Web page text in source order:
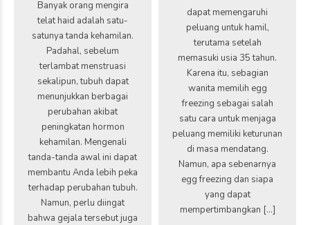
dapat memengaruhi
peluang untuk hamil,
terutama setelah
memasuki usia 35 tahun.
Karena itu, sebagian
wanita memilih egg
freezing sebagai salah
satu cara untuk menjaga
peluang memiliki keturunan
di masa mendatang.
Namun, apa sebenarnya
egg freezing dan siapa
yang dapat
mempertimbangkan […]
Banyak orang mengira
telat haid adalah satu-
satunya tanda kehamilan.
Padahal, sebelum
terlambat menstruasi
sekalipun, tubuh dapat
menunjukkan berbagai
perubahan akibat
peningkatan hormon
kehamilan. Mengenali
tanda-tanda awal ini dapat
membantu Anda lebih peka
terhadap perubahan tubuh.
Namun, perlu diingat
bahwa gejala tersebut juga